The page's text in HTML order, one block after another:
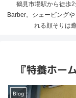
鶴見市場駅から徒歩
Barber。シェービング
れる顔そりは
『特養ホー
Blog